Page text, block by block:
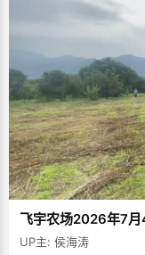
飞宇农场2026年7月
UP主: 侯海涛